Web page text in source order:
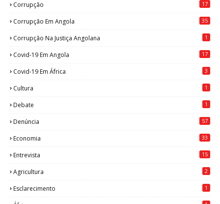
Corrupção 17
Corrupção Em Angola 35
Corrupção Na Justiça Angolana 1
Covid-19 Em Angola 17
Covid-19 Em África 3
Cultura 1
Debate 1
Denúncia 57
Economia 33
Entrevista 15
Agricultura 2
Esclarecimento 1